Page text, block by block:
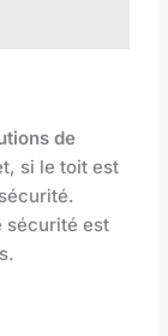
de
si le toit est
sécurité est